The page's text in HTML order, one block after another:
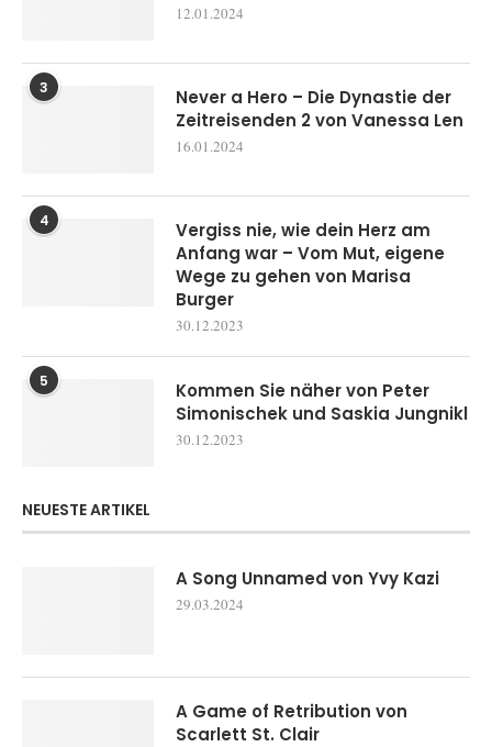
12.01.2024
3
Never a Hero – Die Dynastie der
Zeitreisenden 2 von Vanessa Len
16.01.2024
4
Vergiss nie, wie dein Herz am
Anfang war – Vom Mut, eigene
Wege zu gehen von Marisa
Burger
30.12.2023
5
Kommen Sie näher von Peter
Simonischek und Saskia Jungnikl
30.12.2023
NEUESTE ARTIKEL
A Song Unnamed von Yvy Kazi
29.03.2024
A Game of Retribution von
Scarlett St. Clair